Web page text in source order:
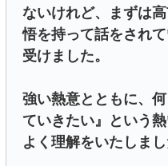
ないけれど、まずは
悟を持って話をされ
受けました。
強い熱意とともに、
ていきたい』という
よく理解をいたしまし